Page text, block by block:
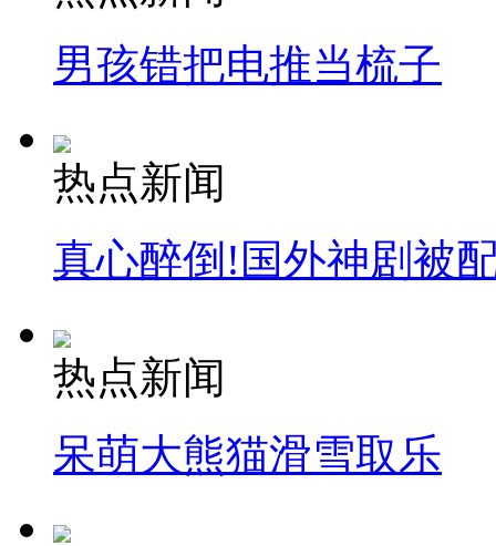
男孩错把电推当梳子
热点新闻
真心醉倒!国外神剧被
热点新闻
呆萌大熊猫滑雪取乐